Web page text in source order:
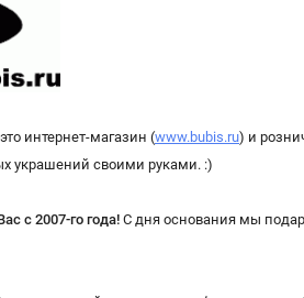
интернет-магазин (www.bubis.ru) и
украшений своими руками. :)
с 2007-го года! С дня основания мы